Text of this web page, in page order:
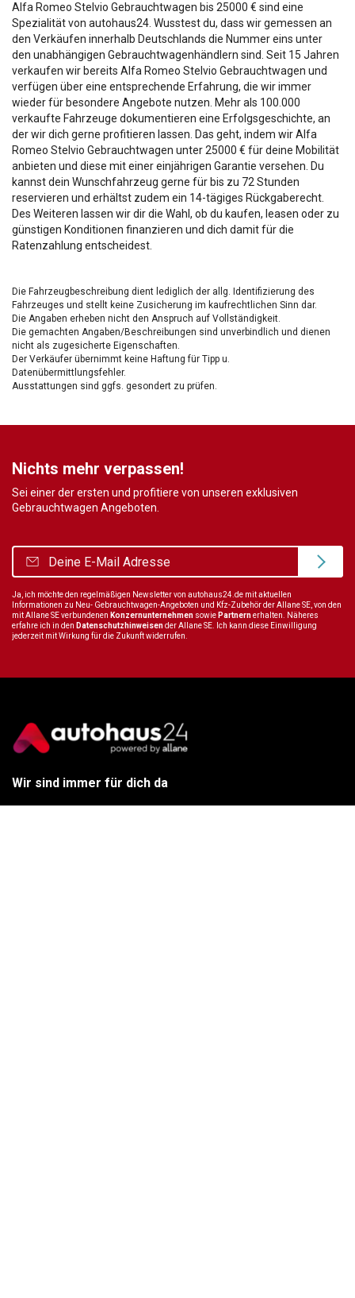
Alfa Romeo Stelvio Gebrauchtwagen bis 25000 € sind eine
Spezialität von autohaus24. Wusstest du, dass wir gemessen an
den Verkäufen innerhalb Deutschlands die Nummer eins unter
den unabhängigen Gebrauchtwagenhändlern sind. Seit 15 Jahren
verkaufen wir bereits Alfa Romeo Stelvio Gebrauchtwagen und
verfügen über eine entsprechende Erfahrung, die wir immer
wieder für besondere Angebote nutzen. Mehr als 100.000
verkaufte Fahrzeuge dokumentieren eine Erfolgsgeschichte, an
der wir dich gerne profitieren lassen. Das geht, indem wir Alfa
Romeo Stelvio Gebrauchtwagen unter 25000 € für deine Mobilität
anbieten und diese mit einer einjährigen Garantie versehen. Du
kannst dein Wunschfahrzeug gerne für bis zu 72 Stunden
reservieren und erhältst zudem ein 14-tägiges Rückgaberecht.
Des Weiteren lassen wir dir die Wahl, ob du kaufen, leasen oder zu
günstigen Konditionen finanzieren und dich damit für die
Ratenzahlung entscheidest.
Die Fahrzeugbeschreibung dient lediglich der allg. Identifizierung des
Fahrzeuges und stellt keine Zusicherung im kaufrechtlichen Sinn dar.
Die Angaben erheben nicht den Anspruch auf Vollständigkeit.
Die gemachten Angaben/Beschreibungen sind unverbindlich und dienen
nicht als zugesicherte Eigenschaften.
Der Verkäufer übernimmt keine Haftung für Tipp u.
Datenübermittlungsfehler.
Ausstattungen sind ggfs. gesondert zu prüfen.
Nichts mehr verpassen!
Sei einer der ersten und profitiere von unseren exklusiven
Gebrauchtwagen Angeboten.
Ja, ich möchte den regelmäßigen Newsletter von autohaus24.de mit aktuellen
Informationen zu Neu- Gebrauchtwagen-Angeboten und Kfz-Zubehör der Allane SE, von den
mit Allane SE verbundenen Konzernunternehmen sowie Partnernerhalten. Näheres
erfahre ich in den Datenschutzhinweisender Allane SE. Ich kann diese Einwilligung
jederzeit mit Wirkung für die Zukunft widerrufen.
Wir sind immer für dich da